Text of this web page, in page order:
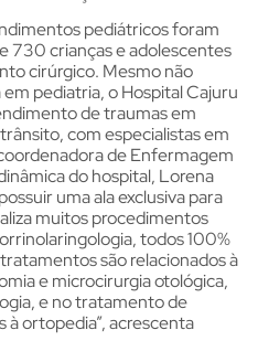
pediátricos foram
730 crianças e adolescentes
cirúrgico. Mesmo não
pediatria, o Hospital Cajuru
de traumas em
com especialistas em
de Enfermagem
do hospital, Lorena
uma ala exclusiva para
muitos procedimentos
todos 100%
são relacionados à
e microcirurgia otológica,
e no tratamento de
à ortopedia”, acrescenta